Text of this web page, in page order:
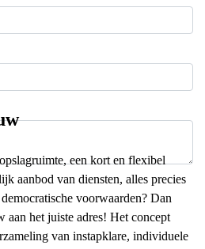
een kort en flexibel
aanbod van diensten, alles precies
voorwaarden? Dan
aan het juiste adres! Het concept
van instapklare, individuele